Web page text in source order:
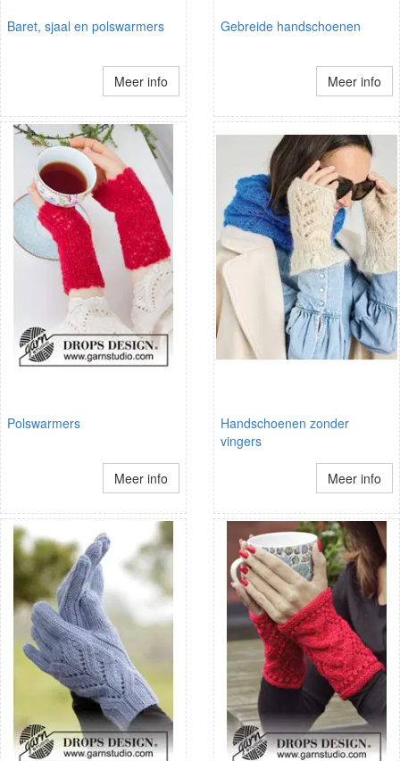
Baret, sjaal en polswarmers
Meer info
Gebreide handschoenen
Meer info
Polswarmers
Meer info
Handschoenen zonder
vingers
Meer info